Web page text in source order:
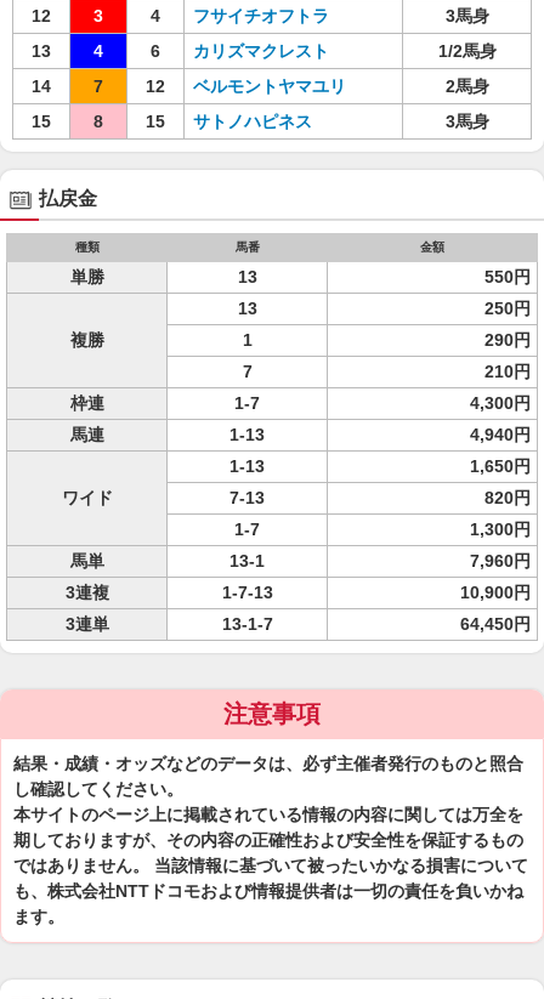
12
3 4 フサイチオフトラ
3馬身
13
4 6 カリズマクレスト
1/2馬身
14
7 12 ベルモントヤマユリ
2馬身
15
8 15 サトノハピネス 3馬身
払戻金
種類 馬番 金額
単勝 13 550円
複勝
13
250円
1
290円
7
210円
枠連
1-7
4,300円
馬連
1-13 4,940円
ワイド
1-13
1,650円
7-13
820円
1-7
1,300円
馬単
13-1
7,960円
3連複
1-7-13
10,900円
3連単
13-1-7 64,450円
注意事項
結果・成績・オッズなどのデータは、必ず主催者発行のものと照合
し確認してください。
本サイトのページ上に掲載されている情報の内容に関しては万全を
期しておりますが、その内容の正確性および安全性を保証するもの
ではありません。 当該情報に基づいて被ったいかなる損害について
も、株式会社NTTドコモおよび情報提供者は一切の責任を負いかね
ます。